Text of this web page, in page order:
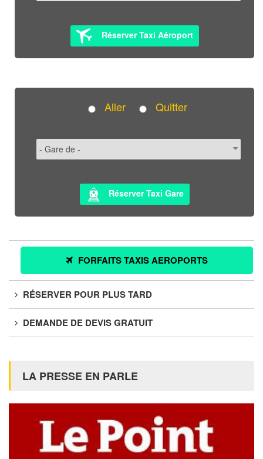
Réserver Taxi Aéroport
Aller Quitter
Réserver Taxi Gare
FORFAITS TAXIS AEROPORTS
RÉSERVER POUR PLUS TARD
DEMANDE DE DEVIS GRATUIT
LA PRESSE EN PARLE